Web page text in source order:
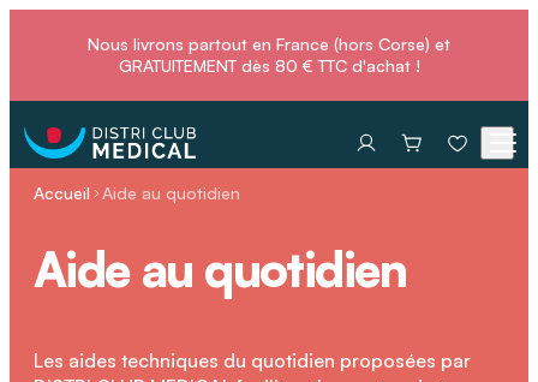
Nous livrons partout en France (hors Corse) et
GRATUITEMENT dès 80 € TTC d'achat !
Accueil Aide au quotidien
Aide au quotidien
Les aides techniques du quotidien proposées par